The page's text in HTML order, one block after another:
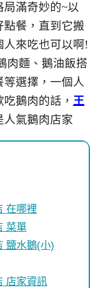
滿奇妙的~以
餐，直到它搬
人來吃也可以啊!
肉麵、鵝油飯搭
等選擇，一個人
鵝肉的話， 王
人氣鵝肉店家
在哪裡
菜單
鹽水鵝(小)
店家資訊